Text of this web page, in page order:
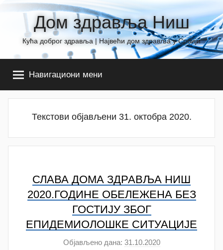
content
Дом здравља Ниш
Кућа доброг здравља | Највећи дом здравља у Србији
Навигациони мени
Текстови објављени 31. октобра 2020.
СЛАВА ДОМА ЗДРАВЉА НИШ
2020.ГОДИНЕ ОБЕЛЕЖЕНА БЕЗ
ГОСТИЈУ ЗБОГ
ЕПИДЕМИОЛОШКЕ СИТУАЦИЈЕ
Објављено дана: 31.10.2020а